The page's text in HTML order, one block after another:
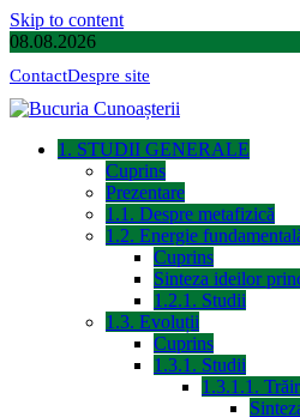
Skip to content
08.08.2026
ContactDespre site
1. STUDII GENERALE
Cuprins
Prezentare
1.1. Despre metafizică
1.2. Energie
Cuprins
Sinteza ideilor
1.2.1. Studii
1.3. Evoluții
Cuprins
1.3.1. Studii
1.3.1.1.